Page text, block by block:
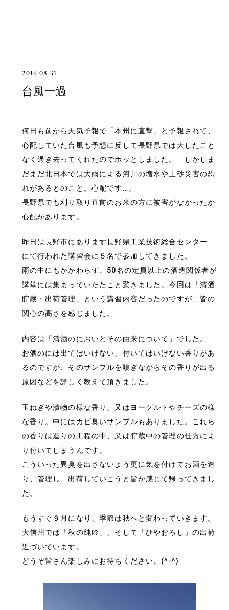
2016.08.31
台風一過
何日も前から天気予報で「本州に直撃」と予報されて、
心配していた台風も予想に反して長野県では大したこと
なく過ぎ去ってくれたのでホッとしました。 しかしま
だまだ北日本では大雨による河川の増水や土砂災害の恐
れがあるとのこと。心配です…。
長野県でも刈り取り直前のお米の方に被害がなかったか
心配があります。
昨日は長野市にあります長野県工業技術総合センター
にて行われた講習会に５名で参加してきました。
雨の中にもかかわらず、50名の定員以上の酒造関係者が
講堂には集まっていたたこと驚きました。今回は「清酒
貯蔵・出荷管理」という講習内容だったのですが、皆の
関心の高さを感じました。
内容は「清酒のにおいとその由来について」でした。
お酒のには出てはいけない、付いてはいけない香りがあ
るのですが、そのサンプルを嗅ぎながらその香りが出る
原因などを詳しく教えて頂きました。
玉ねぎや漬物の様な香り、又はヨーグルトやチーズの様
な香り。中にはカビ臭いサンプルもありました。これら
の香りは造りの工程の中、又は貯蔵中の管理の仕方によ
り付いてしまうんです。
こういった異臭を出さないよう更に気を付けてお酒を造
り、管理し、出荷していこうと皆が感じて帰ってきまし
た。
もうすぐ９月になり、季節は秋へと変わっていきます。
大信州では「秋の純吟」、そして「ひやおろし」の出荷
近づいています。
どうぞ皆さん楽しみにお待ちください。(^-^)